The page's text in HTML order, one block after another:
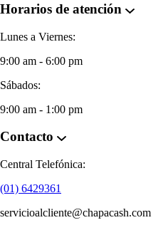
Horarios de atención
Lunes a Viernes:
9:00 am - 6:00 pm
Sábados:
9:00 am - 1:00 pm
Contacto
Central Telefónica:
(01) 6429361
servicioalcliente@chapacash.com